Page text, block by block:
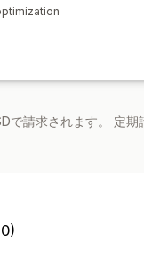
で請求されます。 定